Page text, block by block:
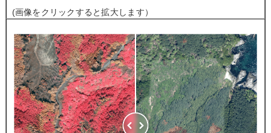
(画像をクリックすると拡大します）